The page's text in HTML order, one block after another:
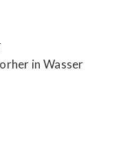
in Wasser